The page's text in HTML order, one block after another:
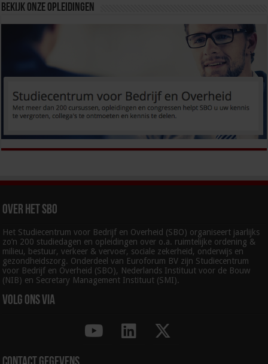
Bekijk onze opleidingen
Over het SBO
Het Studiecentrum voor Bedrijf en Overheid (SBO) organiseert jaarlijks
zo’n 200 studiedagen en opleidingen over o.a. ruimtelijke ordening &
milieu, bestuur, verkeer & vervoer, sociale zekerheid, onderwijs en
gezondheidszorg. Onderdeel van Euroforum BV zijn Studiecentrum
voor Bedrijf en Overheid (SBO), Nederlands Instituut voor de Bouw
(NIB) en Secretary Management Instituut (SMI).
Volg ons via